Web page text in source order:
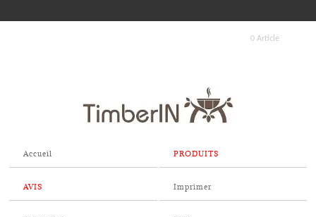
0 Article
Accueil PRODUITS
AVIS Imprimer